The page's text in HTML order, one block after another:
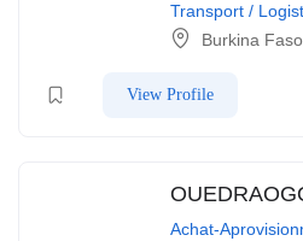
Transport /
Burkina Faso
View Profile
Achat-